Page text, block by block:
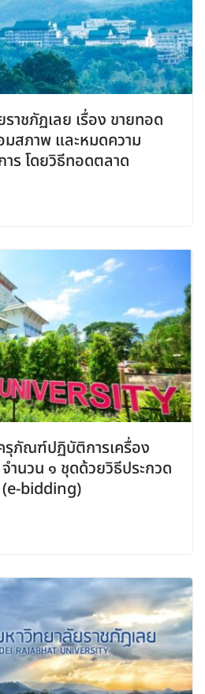
าชภัฏเลย เรื่อง ขายทอด
สภาพ และหมดความ
าร โดยวิธีทอดตลาด
รุภัณฑ์ปฏิบัติการเครื่อง
นวน ๑ ชุดด้วยวิธีประกวด
(e-bidding)